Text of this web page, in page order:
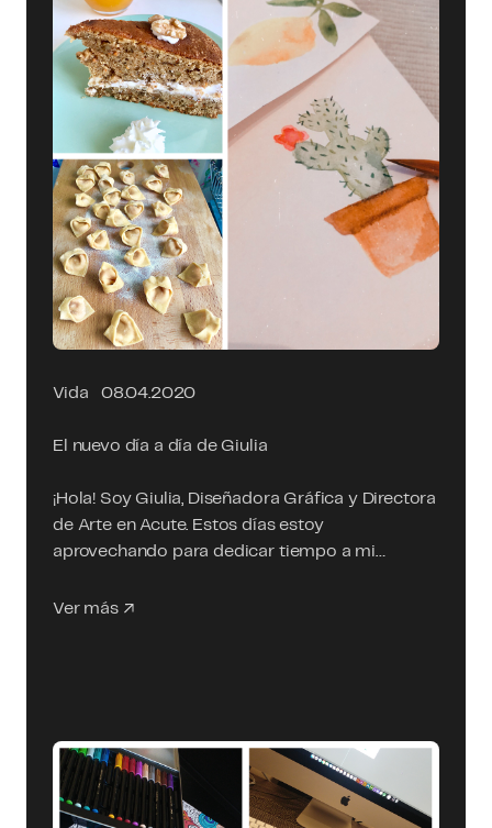
Vida 08.04.2020
El nuevo día a día de Giulia
¡Hola! Soy Giulia, Diseñadora Gráfica y Directora
de Arte en Acute. Estos días estoy
aprovechando para dedicar tiempo a mi…
Ver más